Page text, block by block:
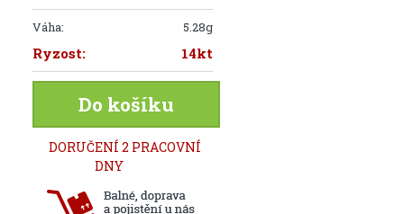
Váha: 5.28g
Ryzost: 14kt
Do košíku
DORUČENÍ 2 PRACOVNÍ
DNY